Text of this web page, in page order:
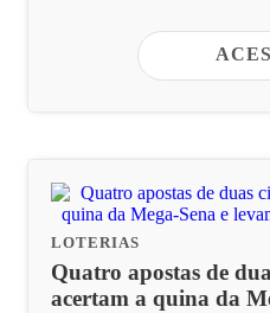
LOTERIAS
Quatro apostas de
acertam a quina da